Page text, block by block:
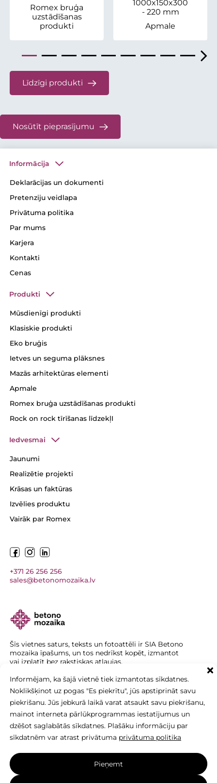
Informējam, ka šajā vietnē tiek izmantotas sīkdatnes.
Noklikšķinot uz pogas "Es piekrītu", jūs apstiprināt savu
piekrišanu. Jūs jebkurā laikā varat atsaukt savu piekrišanu,
mainot interneta pārlūkprogrammas iestatījumus un
dzēšot saglabātās sīkdatnes. Plašāku informāciju par
sīkdatnēm var atrast privātuma privātuma politika
Pieņemt
Romex bruģa
uzstādīšanas
produkti
1000x150x300
- 220 mm
Apmale
Līdzīgi produkti
Nosūtīt pieprasījumu
Informācija
Deklarācijas un dokumenti
Pretenziju veidlapa
Privātuma politika
Par mums
Karjera
Kontakti
Cenas
Produkti
Mūsdienīgi produkti
Klasiskie produkti
Eko bruģis
Ietves un seguma plāksnes
Mazās arhitektūras elementi
Apmale
Romex bruģa uzstādīšanas produkti
Rock on rock tīrīšanas līdzekļI
Iedvesmai
Jaunumi
Realizētie projekti
Krāsas un faktūras
Izvēlies produktu
Vairāk par Romex
+371 26 256 256
sales@betonomozaika.lv
Šīs vietnes saturs, teksts un fotoattēli ir SIA Betono
mozaika īpašums, un tos nedrīkst kopēt, izmantot
vai izplatīt bez rakstiskas atļaujas.
Izveidoja vietne: elnis.lt